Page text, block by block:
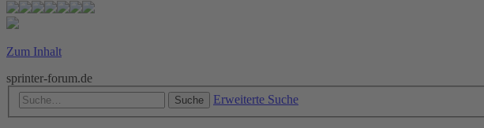
Zum Inhalt
sprinter-forum.de
Suche Erweiterte Suche